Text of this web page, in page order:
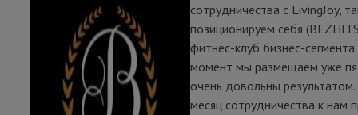
сотрудничества с LivingJoy,
позиционируем себя
фитнес-клуб бизнес-
момент мы размещаем уже
очень довольны
месяц сотрудничества к нам